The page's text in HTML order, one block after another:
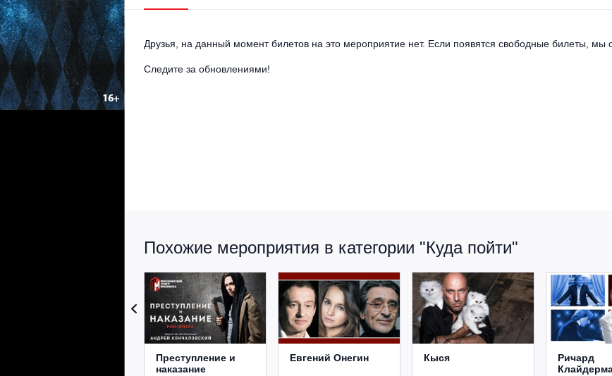
Друзья, на данный момент билетов на это мероприятие нет. Если появятся свободные билеты, мы
Следите за обновлениями!
Похожие мероприятия в категории "Куда пойти"
Преступление и
наказание
Евгений Онегин Кыся
Ричард